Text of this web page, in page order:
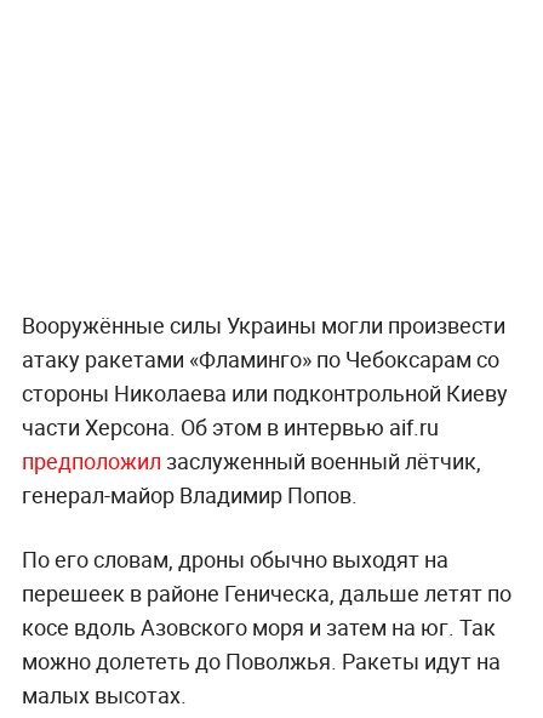
Вооружённые силы Украины могли произвести
атаку ракетами «Фламинго» по Чебоксарам со
стороны Николаева или подконтрольной Киеву
части Херсона. Об этом в интервью aif.ru
предположил заслуженный военный лётчик,
генерал-майор Владимир Попов.
По его словам, дроны обычно выходят на
перешеек в районе Геническа, дальше летят по
косе вдоль Азовского моря и затем на юг. Так
можно долететь до Поволжья. Ракеты идут на
малых высотах.